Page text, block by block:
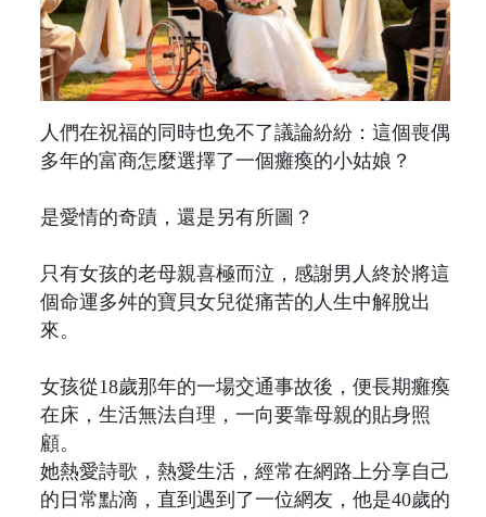
人們在祝福的同時也免不了議論紛紛：這個喪偶
多年的富商怎麼選擇了一個癱瘓的小姑娘？
是愛情的奇蹟，還是另有所圖？
只有女孩的老母親喜極而泣，感謝男人終於將這
個命運多舛的寶貝女兒從痛苦的人生中解脫出
來。
女孩從18歲那年的一場交通事故後，便長期癱瘓
在床，生活無法自理，一向要靠母親的貼身照
顧。
她熱愛詩歌，熱愛生活，經常在網路上分享自己
的日常點滴，直到遇到了一位網友，他是40歲的